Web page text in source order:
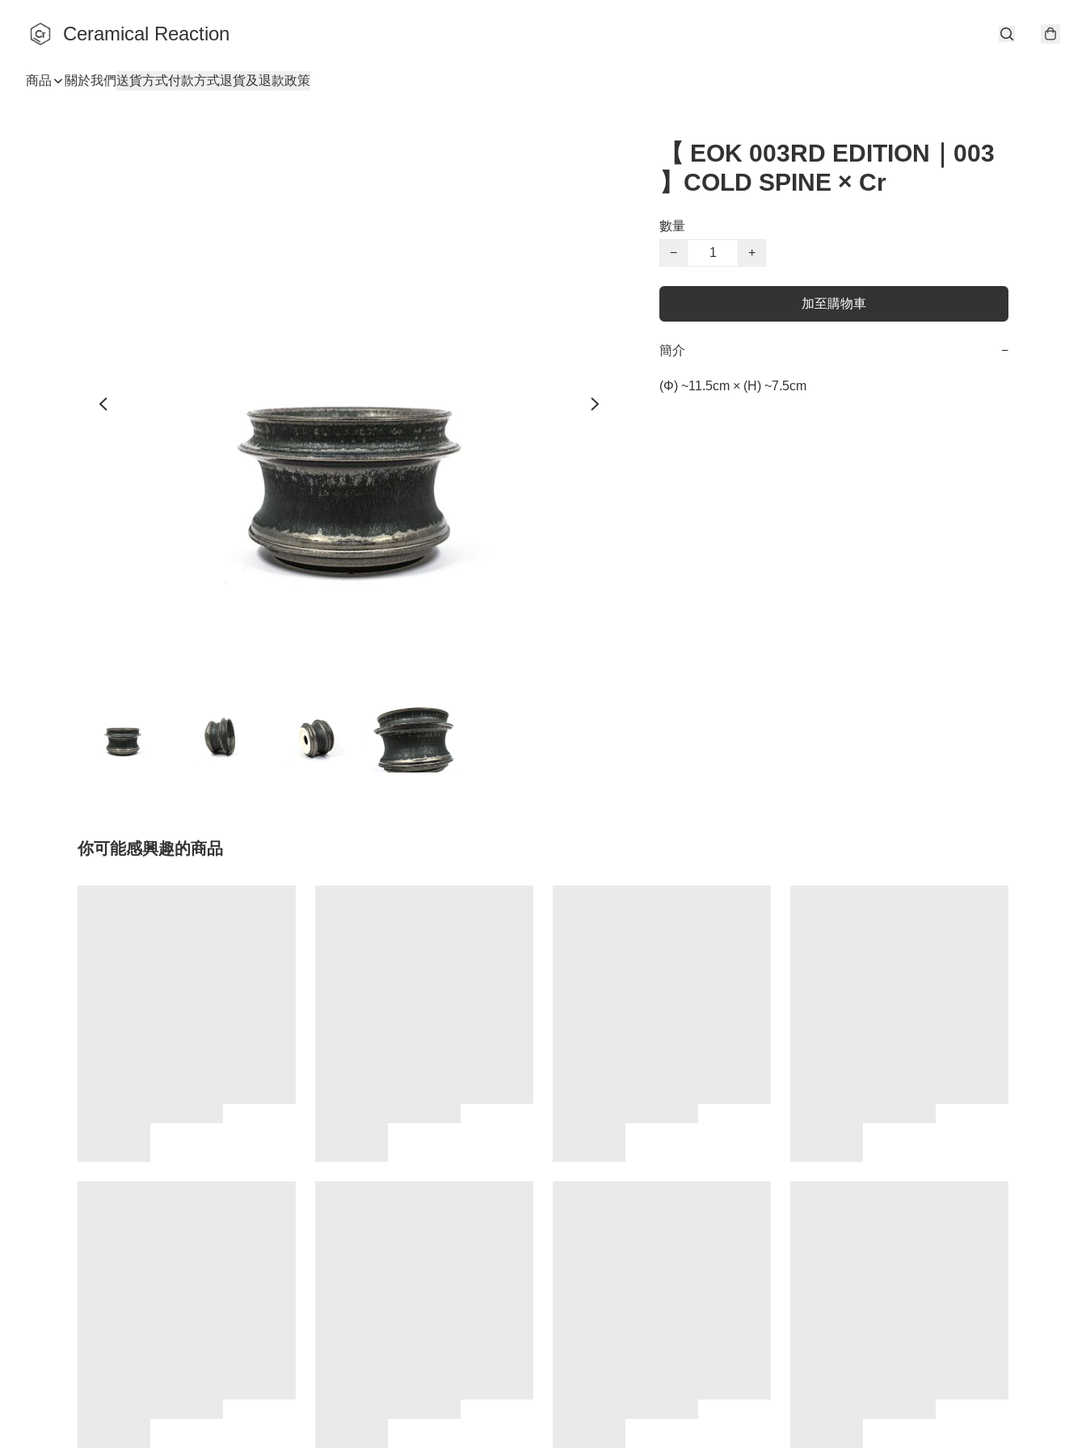
Ceramical Reaction
商品 關於我們送貨方式付款方式退貨及退款政策
【 EOK 003RD EDITION｜003
】COLD SPINE × Cr
數量
−
+
加至購物車
簡介 −
(Φ) ~11.5cm × (H) ~7.5cm
你可能感興趣的商品